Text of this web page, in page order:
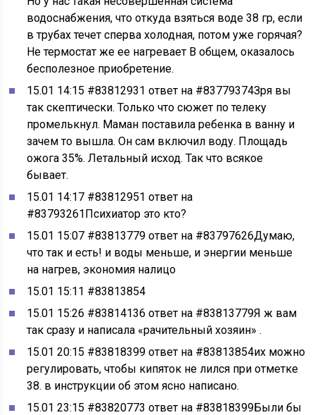
водоснабжения, что откуда взяться воде 38 гр, если
в трубах течет сперва холодная, потом уже горячая?
Не термостат же ее нагревает В общем, оказалось
бесполезное приобретение.
15.01 14:15 #83812931 ответ на #83779374Зря вы
так скептически. Только что сюжет по телеку
промелькнул. Маман поставила ребенка в ванну и
зачем то вышла. Он сам включил воду. Площадь
ожога 35%. Летальный исход. Так что всякое
бывает.
15.01 14:17 #83812951 ответ на
#83793261Психиатор это кто?
15.01 15:07 #83813779 ответ на #83797626Думаю,
что так и есть! и воды меньше, и энергии меньше
на нагрев, экономия налицо
15.01 15:11 #83813854
15.01 15:26 #83814136 ответ на #83813779Я ж вам
так сразу и написала «рачительный хозяин» .
15.01 20:15 #83818399 ответ на #83813854их можно
регулировать, чтобы кипяток не лился при отметке
38. в инструкции об этом ясно написано.
15.01 23:15 #83820773 ответ на #83818399Были бы